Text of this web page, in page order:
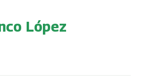
López